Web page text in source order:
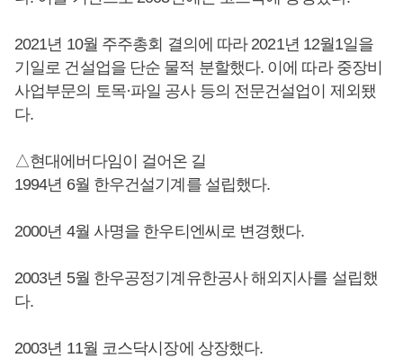
2021년 10월 주주총회 결의에 따라 2021년 12월1일을
기일로 건설업을 단순 물적 분할했다. 이에 따라 중장비
사업부문의 토목·파일 공사 등의 전문건설업이 제외됐
다.
△현대에버다임이 걸어온 길
1994년 6월 한우건설기계를 설립했다.
2000년 4월 사명을 한우티엔씨로 변경했다.
2003년 5월 한우공정기계유한공사 해외지사를 설립했
다.
2003년 11월 코스닥시장에 상장했다.